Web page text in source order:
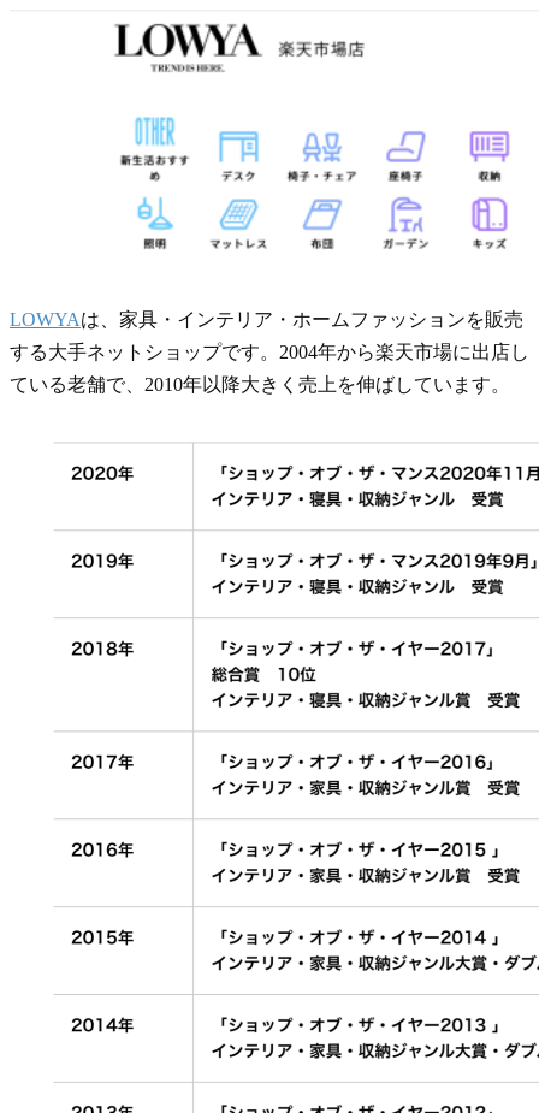
LOWYAは、家具・インテリア・ホームファッションを販売
する大手ネットショップです。2004年から楽天市場に出店し
ている老舗で、2010年以降大きく売上を伸ばしています。